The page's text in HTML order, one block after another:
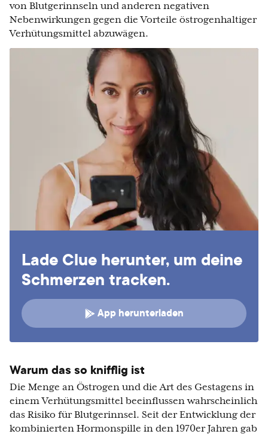
von Blutgerinnseln und anderen negativen
Nebenwirkungen gegen die Vorteile östrogenhaltiger
Verhütungsmittel abzuwägen.
Lade Clue herunter, um deine
Schmerzen tracken.
App herunterladen
Warum das so knifflig ist
Die Menge an Östrogen und die Art des Gestagens in
einem Verhütungsmittel beeinflussen wahrscheinlich
das Risiko für Blutgerinnsel. Seit der Entwicklung der
kombinierten Hormonspille in den 1970er Jahren gab